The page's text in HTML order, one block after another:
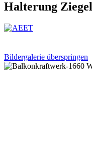
Halterung
Bildergalerie überspringen